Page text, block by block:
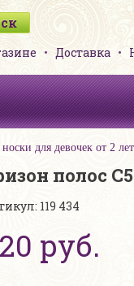
Доставка
для девочек от 2 лет
полос
119 434
руб.